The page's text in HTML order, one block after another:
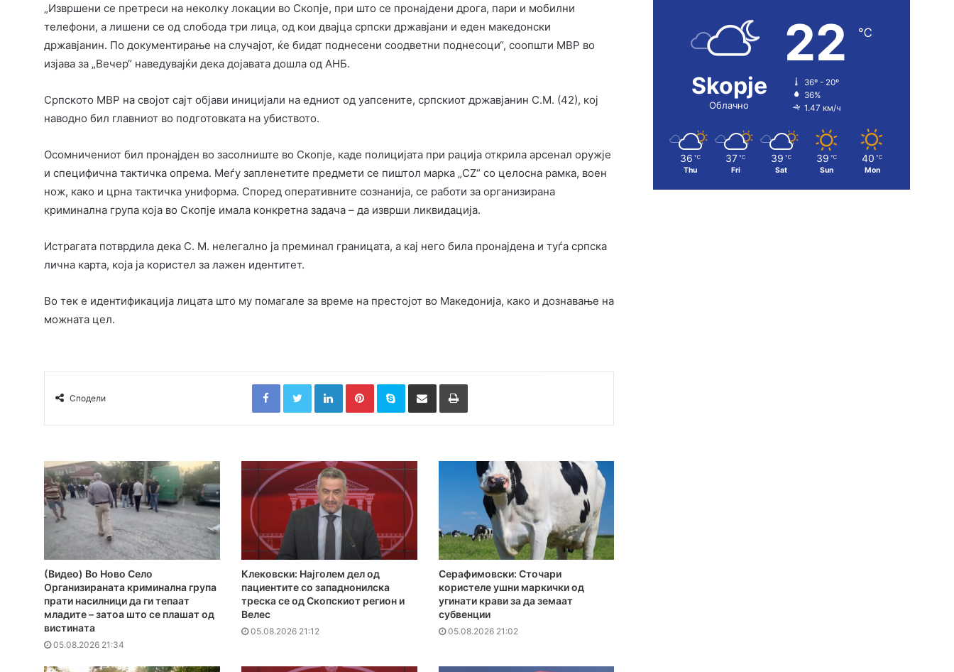
„Извршени се претреси на неколку локации во Скопје, при што се пронајдени дрога, пари и мобилни
телефони, а лишени се од слобода три лица, од кои двајца српски државјани и еден македонски
државјанин. По документирање на случајот, ќе бидат поднесени соодветни поднесоци“, соопшти МВР во
изјава за „Вечер“ наведувајќи дека дојавата дошла од АНБ.
Српското МВР на својот сајт објави иницијали на едниот од уапсените, српскиот државјанин С.М. (42), кој
наводно бил главниот во подготовката на убиството.
Осомничениот бил пронајден во засолниште во Скопје, каде полицијата при рација открила арсенал оружје
и специфична тактичка опрема. Меѓу запленетите предмети се пиштол марка „CZ“ со целосна рамка, воен
нож, како и црна тактичка униформа. Според оперативните сознанија, се работи за организирана
криминална група која во Скопје имала конкретна задача – да изврши ликвидација.
Истрагата потврдила дека С. М. нелегално ја преминал границата, а кај него била пронајдена и туѓа српска
лична карта, која ја користел за лажен идентитет.
Во тек е идентификација лицата што му помагале за време на престојот во Македонија, како и дознавање на
можната цел.
Сподели
FacebookTwitterLinkedInPinterestSkype Сподели преку Е-маил Испринтај
(Видео) Во Ново Село
Организираната криминална група
прати насилници да ги тепаат
младите – затоа што се плашат од
вистината
05.08.2026 21:34
Клековски: Најголем дел од
пациентите сo западнонилска
треска се од Скопскиот регион и
Велес
05.08.2026 21:12
Серафимовски: Сточари
користеле ушни маркички од
угинати крави за да земаат
субвенции
05.08.2026 21:02
Skopje
Облачно
22 ℃
36º - 20º
36%
1.47 км/ч
36 ℃
Thu
37 ℃
Fri
39 ℃
Sat
39 ℃
Sun
40 ℃
Mon